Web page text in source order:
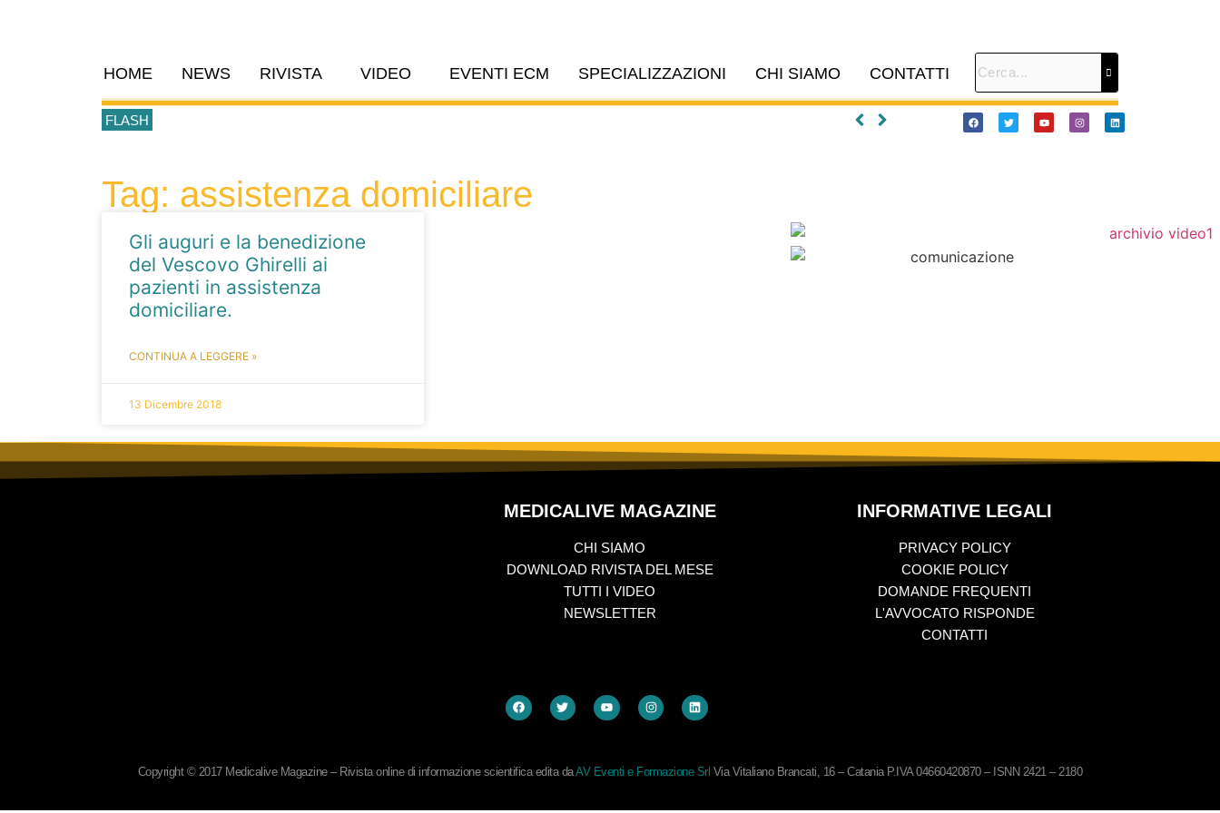
HOME NEWS RIVISTA VIDEO EVENTI ECM SPECIALIZZAZIONI CHI SIAMO CONTATTI
FLASH
Tag: assistenza domiciliare
Gli auguri e la benedizione
del Vescovo Ghirelli ai
pazienti in assistenza
domiciliare.
CONTINUA A LEGGERE »
13 Dicembre 2018
MEDICALIVE MAGAZINE
CHI SIAMO
DOWNLOAD RIVISTA DEL MESE
TUTTI I VIDEO
NEWSLETTER
INFORMATIVE LEGALI
PRIVACY POLICY
COOKIE POLICY
DOMANDE FREQUENTI
L'AVVOCATO RISPONDE
CONTATTI
Copyright © 2017 Medicalive Magazine – Rivista online di informazione scientifica edita daAV Eventi e Formazione Srl Via Vitaliano Brancati, 16 – Catania P.IVA 04660420870 – ISNN 2421 – 2180